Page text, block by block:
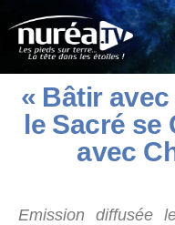
« Bâtir
le Sacré se
avec
Emission diffusée